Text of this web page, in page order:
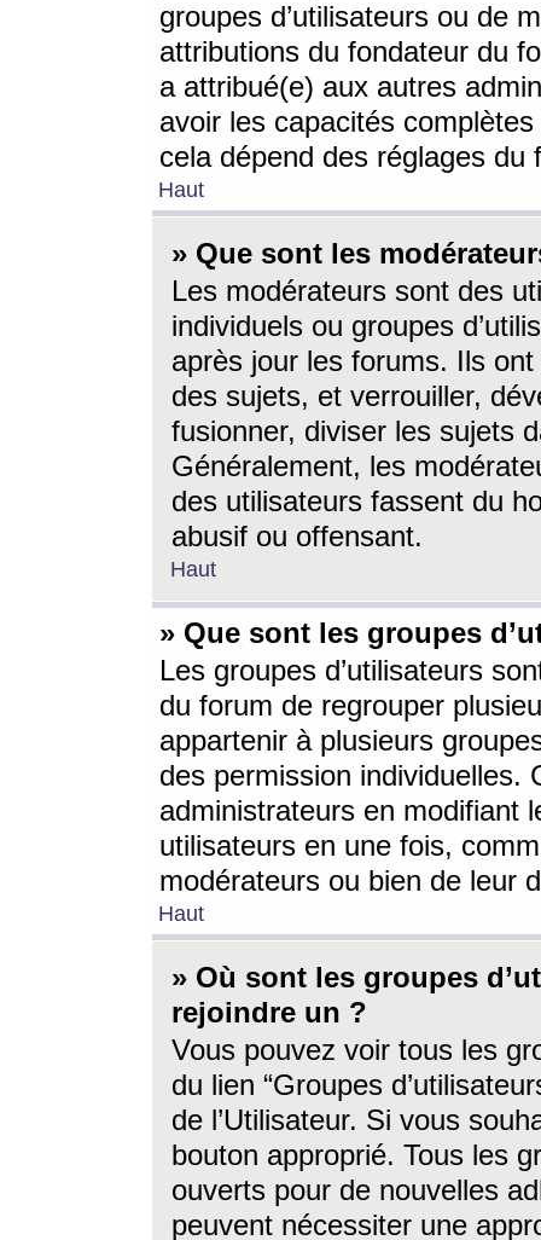
groupes d’utilisateurs ou de
attributions du fondateur du
a attribué(e) aux autres
avoir les capacités
cela dépend des réglages du
Haut
» Que sont les
Les modérateurs sont des
individuels ou groupes
après jour les forums. Ils ont
des sujets, et verrouiller,
fusionner, diviser les sujets
Généralement, les
des utilisateurs fassent du
abusif ou offensant.
Haut
» Que sont les groupes
Les groupes d’utilisateurs
du forum de regrouper
appartenir à plusieurs
des permission individuelles.
administrateurs en modifiant
utilisateurs en une fois,
modérateurs ou bien de leur
Haut
» Où sont les groupes
rejoindre un ?
Vous pouvez voir tous les
du lien “Groupes
de l’Utilisateur. Si vous
bouton approprié. Tous les
ouverts pour de nouvelles
peuvent nécessiter une